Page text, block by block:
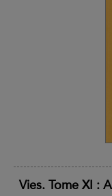
Vies. Tome XI :